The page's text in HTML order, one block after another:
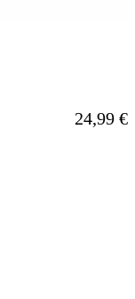
A partire
24,99 €